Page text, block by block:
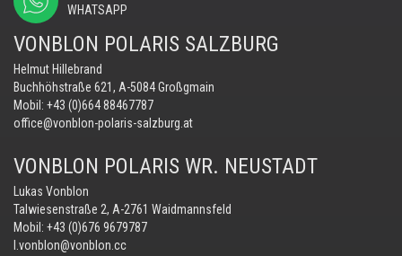
WHATSAPP
VONBLON POLARIS SALZBURG
Helmut Hillebrand
Buchhöhstraße 621, A-5084 Großgmain
Mobil: +43 (0)664 88467787
office@vonblon-polaris-salzburg.at
VONBLON POLARIS WR. NEUSTADT
Lukas Vonblon
Talwiesenstraße 2, A-2761 Waidmannsfeld
Mobil: +43 (0)676 9679787
l.vonblon@vonblon.cc